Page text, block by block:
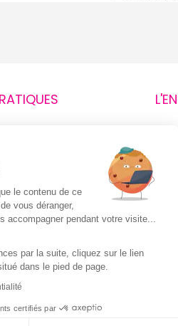
remboursements
tailles
confidentialité
générales d’utilisation
de Fidélité
le contenu de ce
vous déranger,
accompagner pendant votre visite...
par la suite, cliquez sur le lien
dans le pied de page.
certifiés par